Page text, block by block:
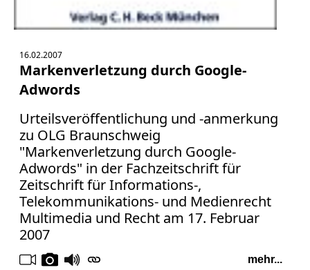
16.02.2007
Markenverletzung durch Google-
Adwords
Urteilsveröffentlichung und -anmerkung
zu OLG Braunschweig
"Markenverletzung durch Google-
Adwords" in der Fachzeitschrift für
Zeitschrift für Informations-,
Telekommunikations- und Medienrecht
Multimedia und Recht am 17. Februar
2007
mehr...